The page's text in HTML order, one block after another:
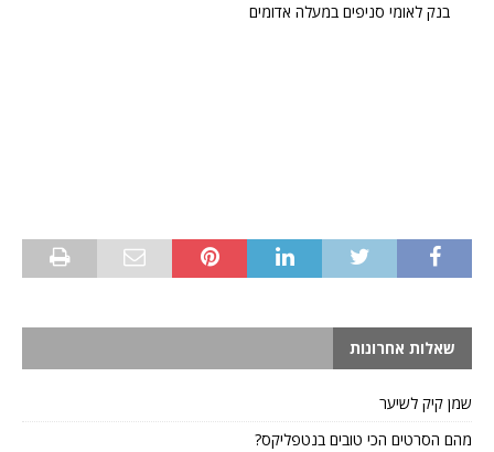
בנק לאומי סניפים במעלה אדומים
שאלות אחרונות
שמן קיק לשיער
מהם הסרטים הכי טובים בנטפליקס?